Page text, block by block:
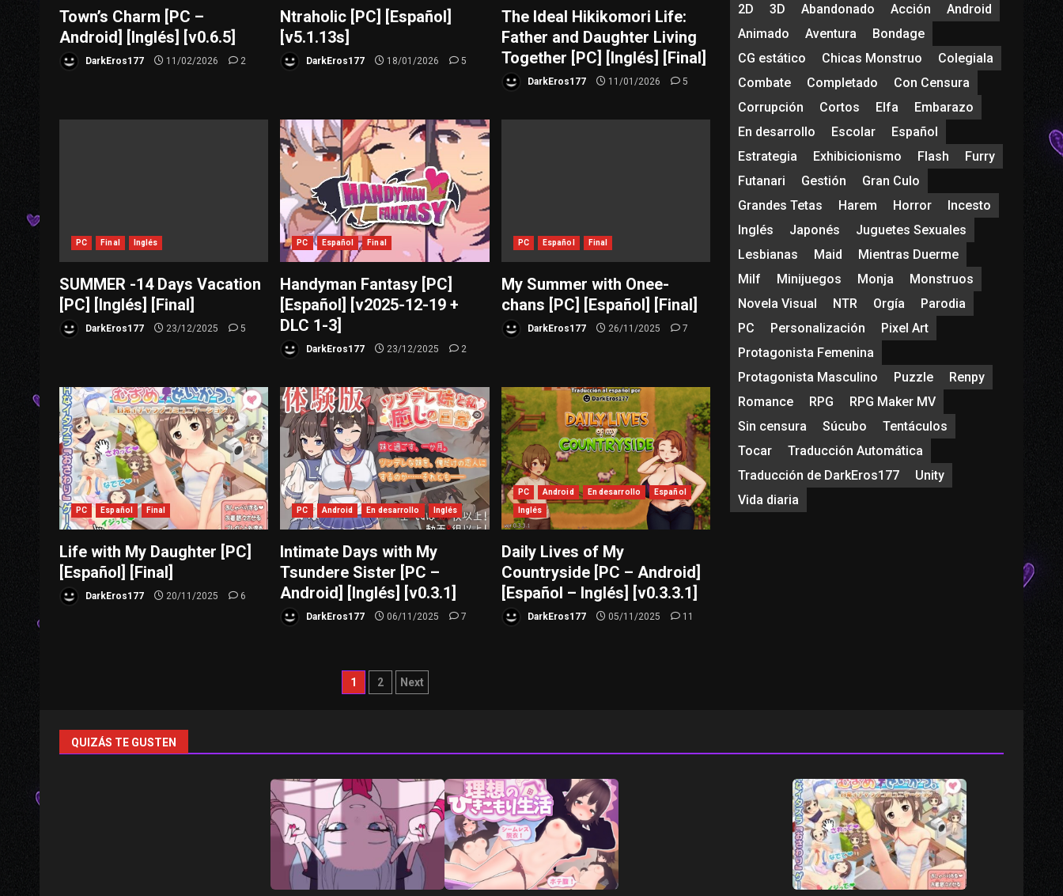
Town’s Charm [PC –
Android] [Inglés] [v0.6.5]
DarkEros177 11/02/2026 2
Ntraholic [PC] [Español]
[v5.1.13s]
DarkEros177 18/01/2026 5
The Ideal Hikikomori Life:
Father and Daughter Living
Together [PC] [Inglés] [Final]
DarkEros177 11/01/2026 5
PC Final Inglés
SUMMER -14 Days Vacation
[PC] [Inglés] [Final]
DarkEros177 23/12/2025 5
PC Español Final
Handyman Fantasy [PC]
[Español] [v2025-12-19 +
DLC 1-3]
DarkEros177 23/12/2025 2
PC Español Final
My Summer with Onee-
chans [PC] [Español] [Final]
DarkEros177 26/11/2025 7
PC Español Final
Life with My Daughter [PC]
[Español] [Final]
DarkEros177 20/11/2025 6
PC Android En desarrollo Inglés
Intimate Days with My
Tsundere Sister [PC –
Android] [Inglés] [v0.3.1]
DarkEros177 06/11/2025 7
PC Android En desarrollo Español
Inglés
Daily Lives of My
Countryside [PC – Android]
[Español – Inglés] [v0.3.3.1]
DarkEros177 05/11/2025 11
Paginación
entradas
1 2 Next
2D 3D Abandonado Acción
Android
Animado
Aventura
Bondage
CG estático
Chicas Monstruo
Colegiala
Combate
Completado
Con Censura
Corrupción
Cortos Elfa
Embarazo
En desarrollo
Escolar
Español
Estrategia
Exhibicionismo Flash
Furry
Futanari
Gestión
Gran Culo
Grandes Tetas
Harem Horror
Incesto
Inglés
Japonés
Juguetes Sexuales
Lesbianas
Maid
Mientras Duerme
Milf
Minijuegos Monja
Monstruos
Novela Visual
NTR Orgía
Parodia
PC
Personalización
Pixel Art
Protagonista Femenina
Protagonista Masculino
Puzzle
Renpy
Romance
RPG
RPG Maker MV
Sin censura
Súcubo
Tentáculos
Tocar
Traducción Automática
Traducción de DarkEros177
Unity
Vida diaria
QUIZÁS TE GUSTEN